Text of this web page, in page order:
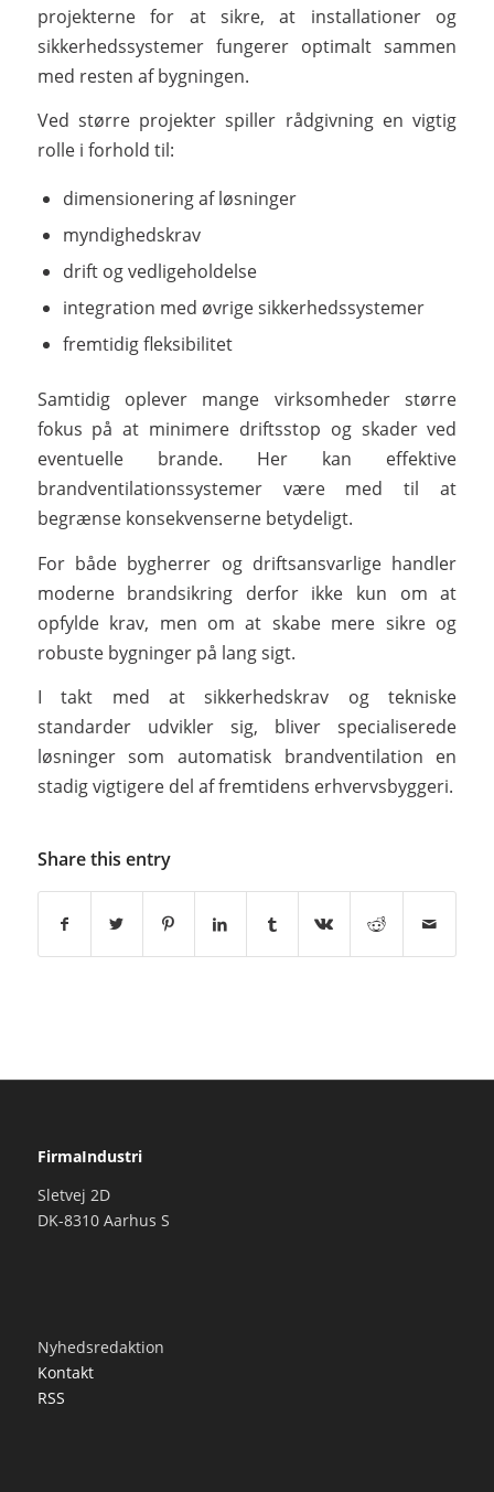
projekterne for at sikre, at installationer og
sikkerhedssystemer fungerer optimalt sammen
med resten af bygningen.
Ved større projekter spiller rådgivning en vigtig
rolle i forhold til:
dimensionering af løsninger
myndighedskrav
drift og vedligeholdelse
integration med øvrige sikkerhedssystemer
fremtidig fleksibilitet
Samtidig oplever mange virksomheder større
fokus på at minimere driftsstop og skader ved
eventuelle brande. Her kan effektive
brandventilationssystemer være med til at
begrænse konsekvenserne betydeligt.
For både bygherrer og driftsansvarlige handler
moderne brandsikring derfor ikke kun om at
opfylde krav, men om at skabe mere sikre og
robuste bygninger på lang sigt.
I takt med at sikkerhedskrav og tekniske
standarder udvikler sig, bliver specialiserede
løsninger som automatisk brandventilation en
stadig vigtigere del af fremtidens erhvervsbyggeri.
Share this entry
FirmaIndustri
Sletvej 2D
DK-8310 Aarhus S
Nyhedsredaktion
Kontakt
RSS